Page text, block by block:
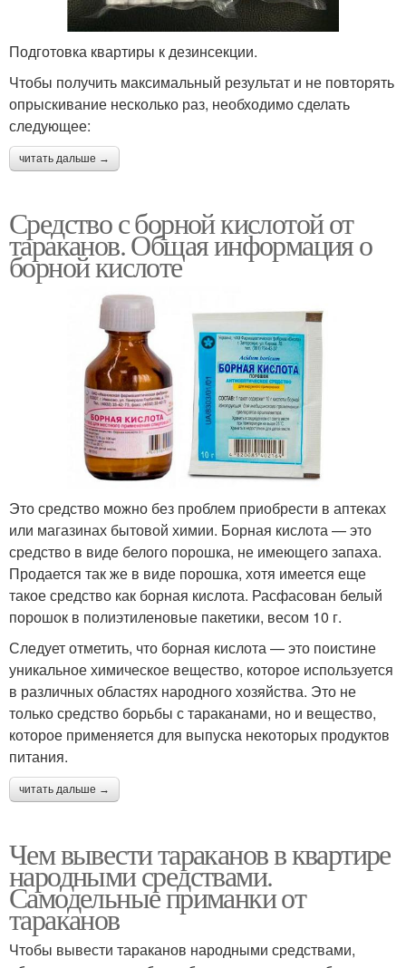
Подготовка квартиры к дезинсекции.
Чтобы получить максимальный результат и не повторять
опрыскивание несколько раз, необходимо сделать
следующее:
читать дальше →
Средство с борной кислотой от
тараканов. Общая информация о
борной кислоте
Это средство можно без проблем приобрести в аптеках
или магазинах бытовой химии. Борная кислота — это
средство в виде белого порошка, не имеющего запаха.
Продается так же в виде порошка, хотя имеется еще
такое средство как борная кислота. Расфасован белый
порошок в полиэтиленовые пакетики, весом 10 г.
Следует отметить, что борная кислота — это поистине
уникальное химическое вещество, которое используется
в различных областях народного хозяйства. Это не
только средство борьбы с тараканами, но и вещество,
которое применяется для выпуска некоторых продуктов
питания.
читать дальше →
Чем вывести тараканов в квартире
народными средствами.
Самодельные приманки от
тараканов
Чтобы вывести тараканов народными средствами,